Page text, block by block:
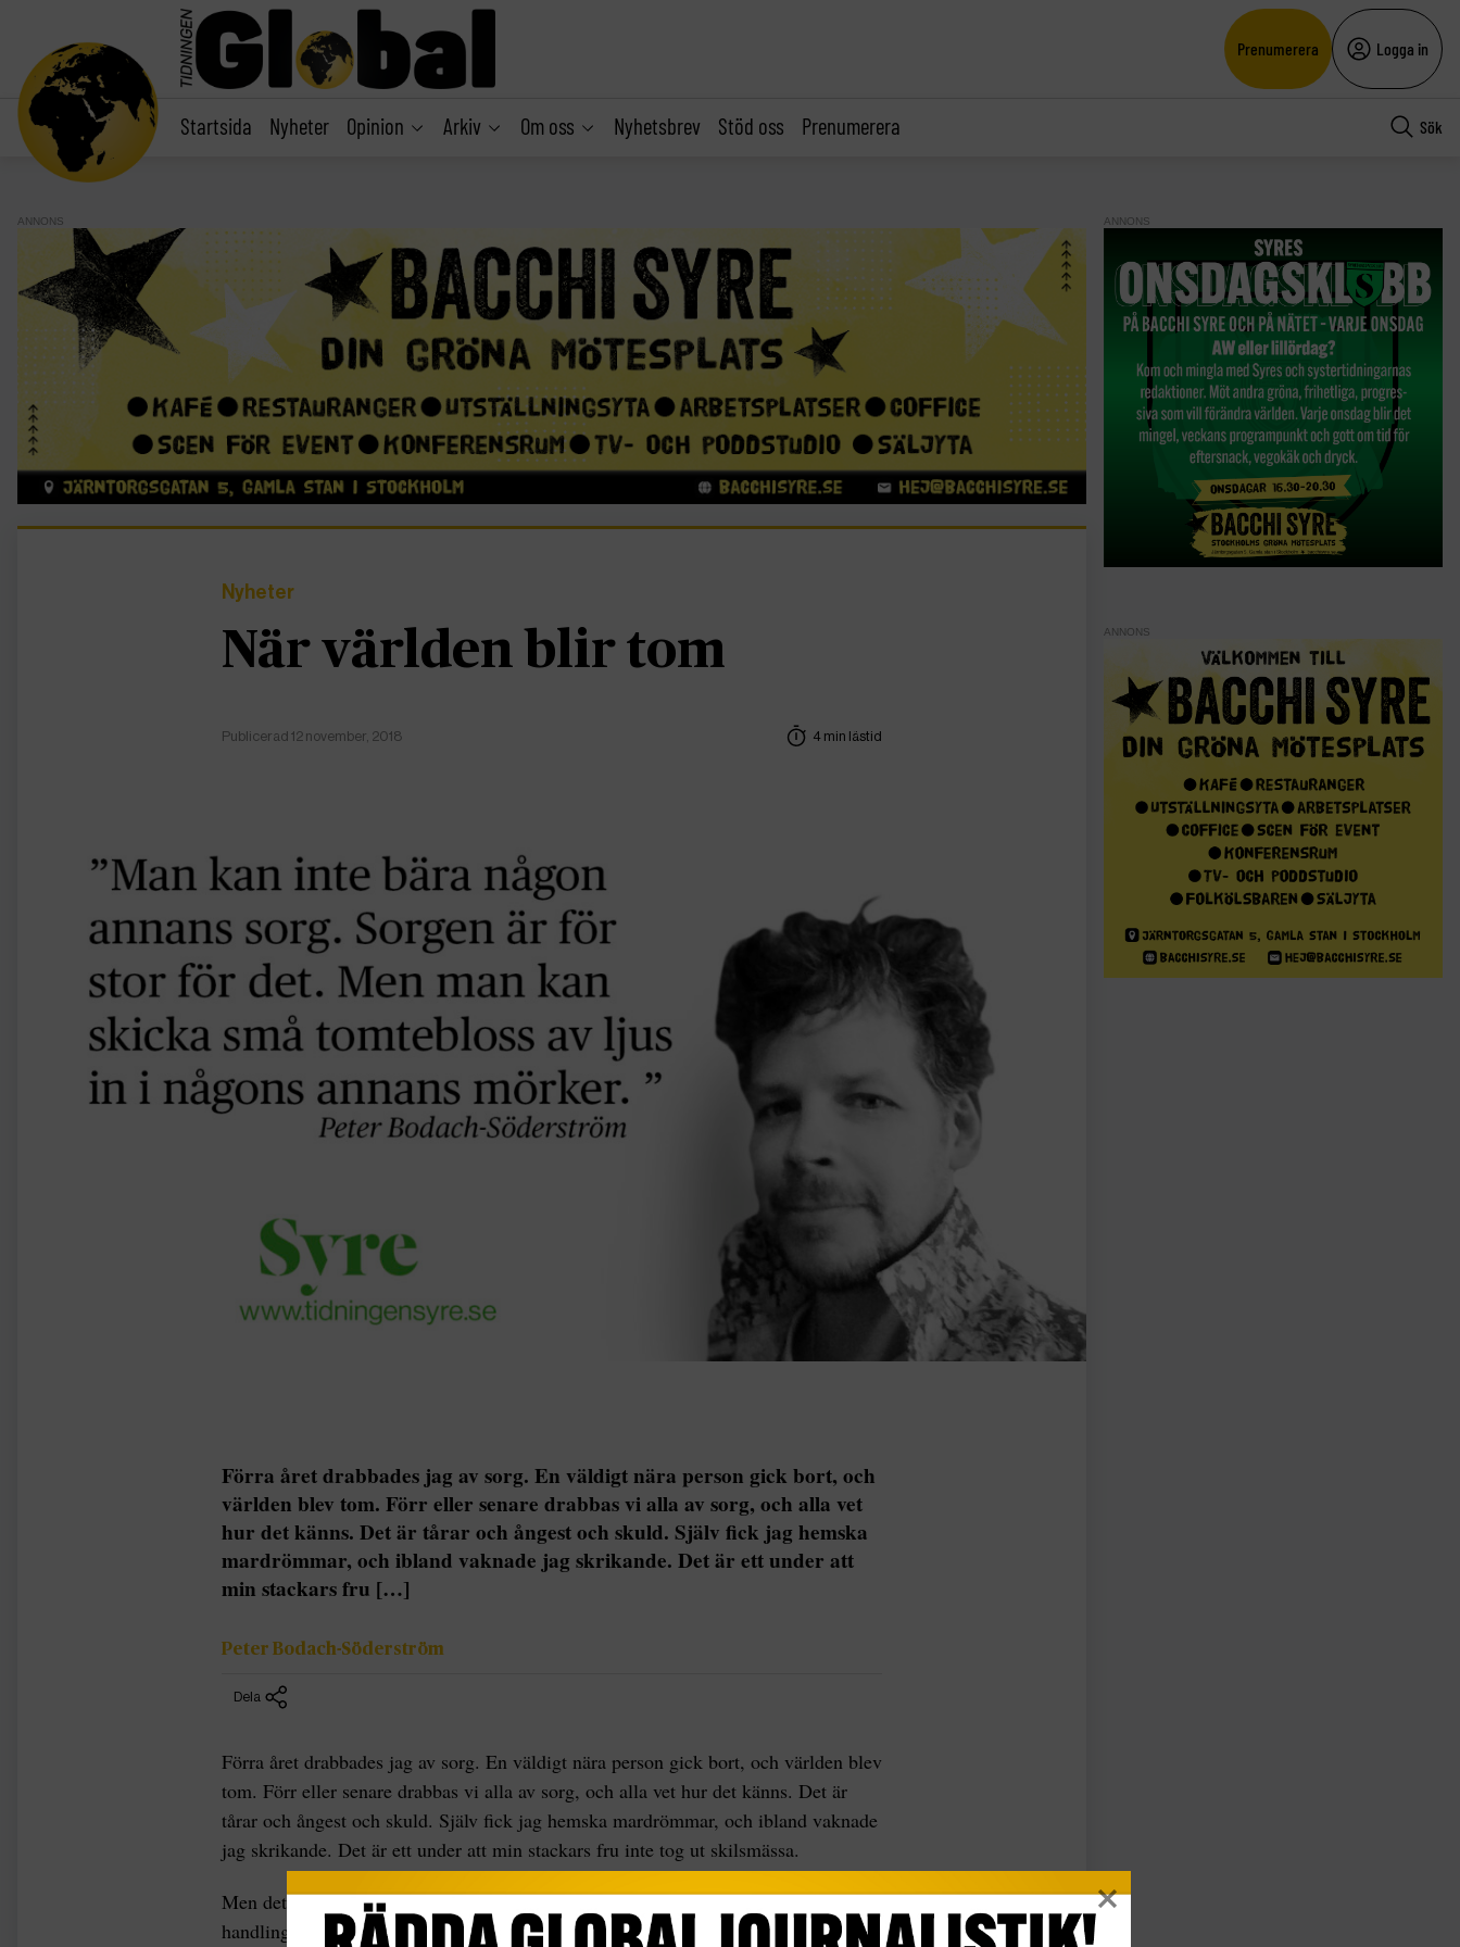
Prenumerera Logga in
Startsida Nyheter Opinion Arkiv Om oss Nyhetsbrev Stöd oss Prenumerera Sök
ANNONS
Nyheter
När världen blir tom
Publicerad 12 november, 2018 4 min lästid
Förra året drabbades jag av sorg. En väldigt nära person gick bort, och
världen blev tom. Förr eller senare drabbas vi alla av sorg, och alla vet
hur det känns. Det är tårar och ångest och skuld. Själv fick jag hemska
mardrömmar, och ibland vaknade jag skrikande. Det är ett under att
min stackars fru […]
Peter Bodach-Söderström
Dela
Förra året drabbades jag av sorg. En väldigt nära person gick bort, och världen blev
tom. Förr eller senare drabbas vi alla av sorg, och alla vet hur det känns. Det är
tårar och ångest och skuld. Själv fick jag hemska mardrömmar, och ibland vaknade
jag skrikande. Det är ett under att min stackars fru inte tog ut skilsmässa.
Men det var inte det jag tänkte skriva om, utan om de små kärleksfulla
handlingarna.
ANNONS
ANNONS